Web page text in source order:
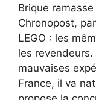
Brique
Chronopost,
LEGO : les
les
mauvaises
France, il va